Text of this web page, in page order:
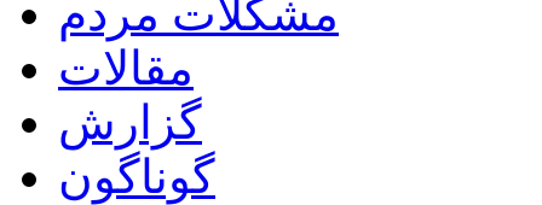
مشکلات مردم
مقالات
گزارش
گوناگون